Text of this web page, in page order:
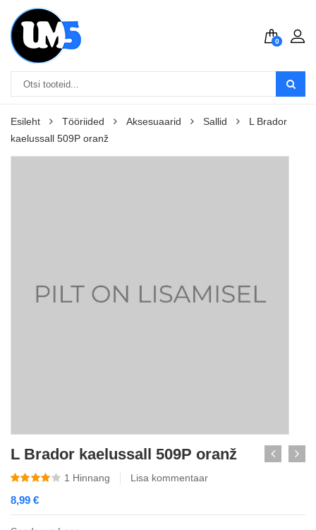
0
Esileht Tööriided Aksesuaarid Sallid
L Brador
kaelussall 509P oranž
L Brador kaelussall 509P oranž
1 Hinnang Lisa kommentaar
8,99 €